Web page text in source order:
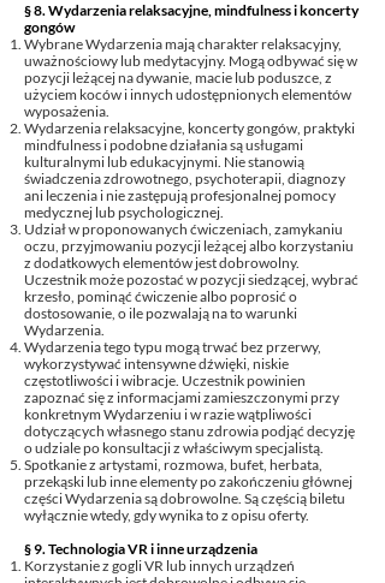
§ 8. Wydarzenia relaksacyjne, mindfulness i koncerty
gongów
Wybrane Wydarzenia mają charakter relaksacyjny,
uważnościowy lub medytacyjny. Mogą odbywać się w
pozycji leżącej na dywanie, macie lub poduszce, z
użyciem koców i innych udostępnionych elementów
wyposażenia.
Wydarzenia relaksacyjne, koncerty gongów, praktyki
mindfulness i podobne działania są usługami
kulturalnymi lub edukacyjnymi. Nie stanowią
świadczenia zdrowotnego, psychoterapii, diagnozy
ani leczenia i nie zastępują profesjonalnej pomocy
medycznej lub psychologicznej.
Udział w proponowanych ćwiczeniach, zamykaniu
oczu, przyjmowaniu pozycji leżącej albo korzystaniu
z dodatkowych elementów jest dobrowolny.
Uczestnik może pozostać w pozycji siedzącej, wybrać
krzesło, pominąć ćwiczenie albo poprosić o
dostosowanie, o ile pozwalają na to warunki
Wydarzenia.
Wydarzenia tego typu mogą trwać bez przerwy,
wykorzystywać intensywne dźwięki, niskie
częstotliwości i wibracje. Uczestnik powinien
zapoznać się z informacjami zamieszczonymi przy
konkretnym Wydarzeniu i w razie wątpliwości
dotyczących własnego stanu zdrowia podjąć decyzję
o udziale po konsultacji z właściwym specjalistą.
Spotkanie z artystami, rozmowa, bufet, herbata,
przekąski lub inne elementy po zakończeniu głównej
części Wydarzenia są dobrowolne. Są częścią biletu
wyłącznie wtedy, gdy wynika to z opisu oferty.
§ 9. Technologia VR i inne urządzenia
Korzystanie z gogli VR lub innych urządzeń